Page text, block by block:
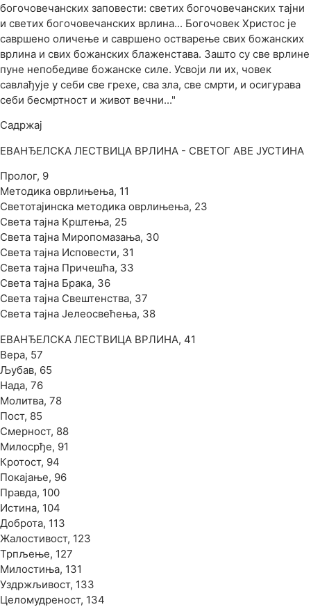
богочовечанских заповести: светих богочовечанских тајни
и светих богочовечанских врлина... Богочовек Христос је
савршено оличење и савршено остварење свих божанских
врлина и свих божанских блаженстава. Зашто су све врлине
пуне непобедиве божанске силе. Усвоји ли их, човек
савлађује у себи све грехе, сва зла, све смрти, и осигурава
себи бесмртност и живот вечни..."
Садржај
ЕВАНЂЕЛСКА ЛЕСТВИЦА ВРЛИНА - СВЕТОГ АВЕ ЈУСТИНА
Пролог, 9
Методика оврлињења, 11
Светотајинска методика оврлињења, 23
Света тајна Крштења, 25
Света тајна Миропомазања, 30
Света тајна Исповести, 31
Света тајна Причешћа, 33
Света тајна Брака, 36
Света тајна Свештенства, 37
Света тајна Јелеосвећења, 38
ЕВАНЂЕЛСКА ЛЕСТВИЦА ВРЛИНА, 41
Вера, 57
Љубав, 65
Нада, 76
Молитва, 78
Пост, 85
Смерност, 88
Милосрђе, 91
Кротост, 94
Покајање, 96
Правда, 100
Истина, 104
Доброта, 113
Жалостивост, 123
Трпљење, 127
Милостиња, 131
Уздржљивост, 133
Целомудреност, 134